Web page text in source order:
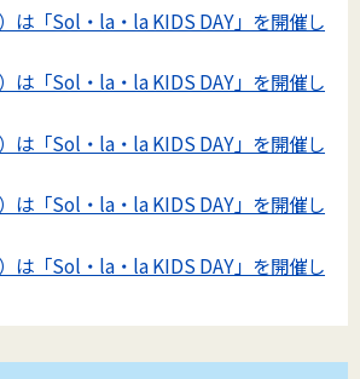
は「Sol・la・la KIDS DAY」を開催し
は「Sol・la・la KIDS DAY」を開催し
は「Sol・la・la KIDS DAY」を開催し
は「Sol・la・la KIDS DAY」を開催し
は「Sol・la・la KIDS DAY」を開催し